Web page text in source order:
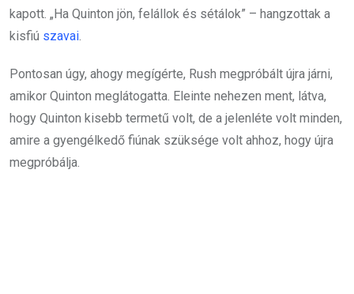
kapott. „Ha Quinton jön, felállok és sétálok” – hangzottak a
kisfiú szavai.
Pontosan úgy, ahogy megígérte, Rush megpróbált újra járni,
amikor Quinton meglátogatta. Eleinte nehezen ment, látva,
hogy Quinton kisebb termetű volt, de a jelenléte volt minden,
amire a gyengélkedő fiúnak szüksége volt ahhoz, hogy újra
megpróbálja.